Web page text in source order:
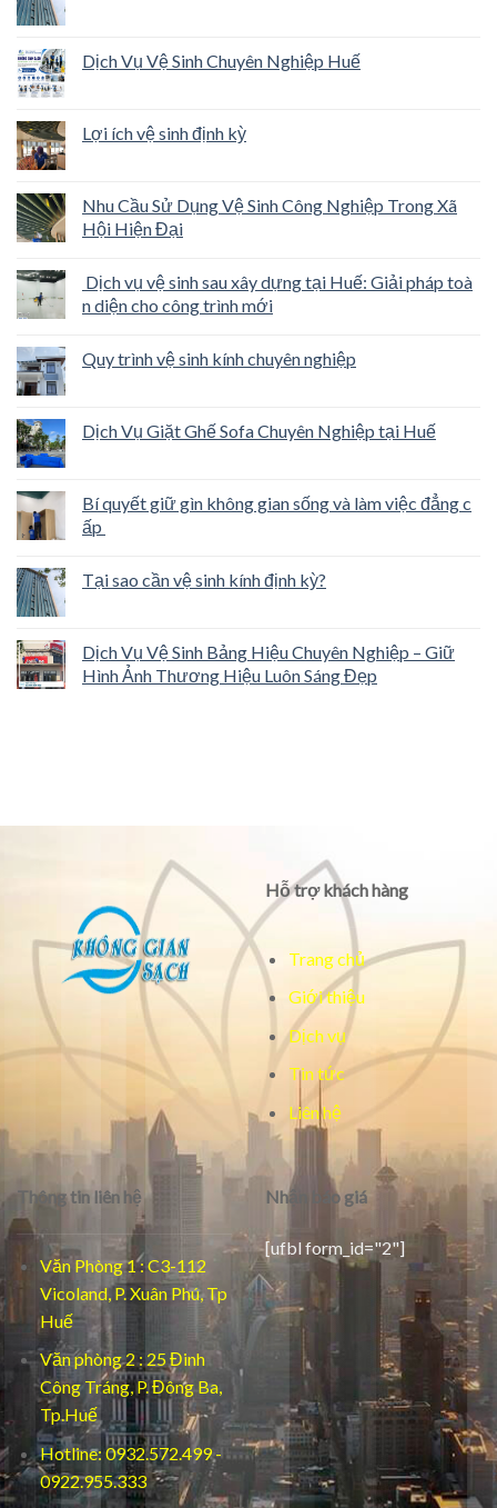
Dịch Vụ Vệ Sinh Chuyên Nghiệp Huế
Lợi ích vệ sinh định kỳ
Nhu Cầu Sử Dụng Vệ Sinh Công Nghiệp Trong Xã
Hội Hiện Đại
Dịch vụ vệ sinh sau xây dựng tại Huế: Giải pháp toà
n diện cho công trình mới
Quy trình vệ sinh kính chuyên nghiệp
Dịch Vụ Giặt Ghế Sofa Chuyên Nghiệp tại Huế
Bí quyết giữ gìn không gian sống và làm việc đẳng c
ấp
Tại sao cần vệ sinh kính định kỳ?
Dịch Vụ Vệ Sinh Bảng Hiệu Chuyên Nghiệp – Giữ
Hình Ảnh Thương Hiệu Luôn Sáng Đẹp
Hỗ trợ khách hàng
Trang chủ
Giới thiệu
Dịch vụ
Tin tức
Liên hệ
Thông tin liên hệ
Văn Phòng 1 : C3-112
Vicoland, P. Xuân Phú, Tp
Huế
Văn phòng 2 : 25 Đinh
Công Tráng, P. Đông Ba,
Tp.Huế
Hotline: 0932.572.499 -
0922.955.333
Nhận báo giá
[ufbl form_id="2"]